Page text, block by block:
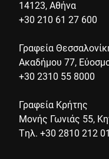
14123, Αθήνα
+30 210 61 27 600
Γραφεία
Ακαδήμου 77,
+30 2310 55 8000
Γραφεία Κρήτης
Μονής Γωνιάς 55,
Τηλ. +30 2810 212